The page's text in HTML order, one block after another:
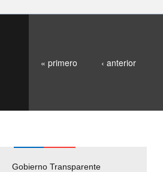
« primero ‹ anterior
Gobierno Transparente